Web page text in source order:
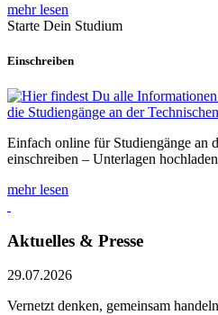
mehr lesen
Starte Dein Studium
Einschreiben
Einfach online für Studiengänge an
einschreiben – Unterlagen
mehr lesen
Aktuelles & Presse
29.07.2026
Vernetzt denken, gemeinsam